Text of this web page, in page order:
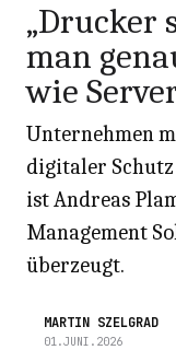
„Drucker
man
wie
Unternehmen
digitaler
ist Andreas
Management
überzeugt.
MARTIN SZELGRAD
01.JUNI.2026